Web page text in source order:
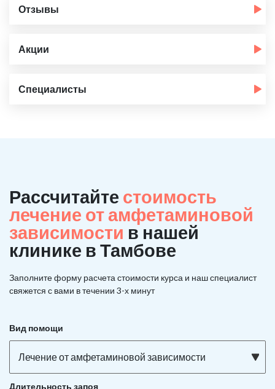
Отзывы
Акции
Специалисты
Рассчитайте стоимость
лечение от амфетаминовой
зависимости в нашей
клинике в Тамбове
Заполните форму расчета стоимости курса и наш специалист
свяжется с вами в течении 3-х минут
Вид помощи
Лечение от амфетаминовой зависимости
Длительность запоя